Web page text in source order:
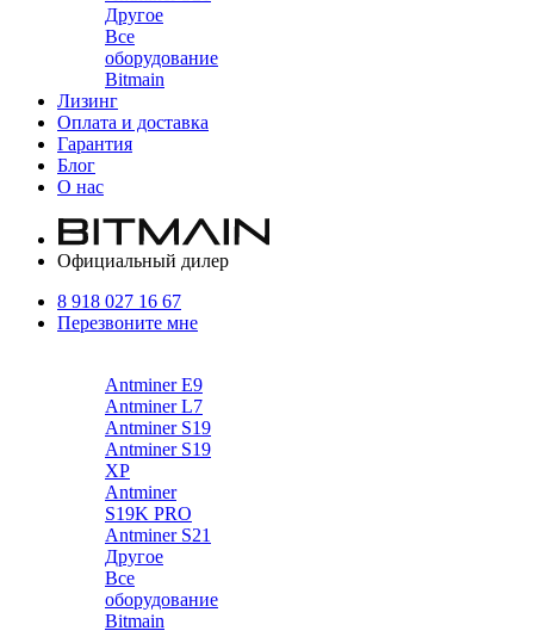
Другое
Все
оборудование
Bitmain
Лизинг
Оплата и доставка
Гарантия
Блог
О нас
Официальный дилер
8 918 027 16 67
Перезвоните мне
Antminer E9
Antminer L7
Antminer S19
Antminer S19
XP
Antminer
S19K PRO
Antminer S21
Другое
Все
оборудование
Bitmain